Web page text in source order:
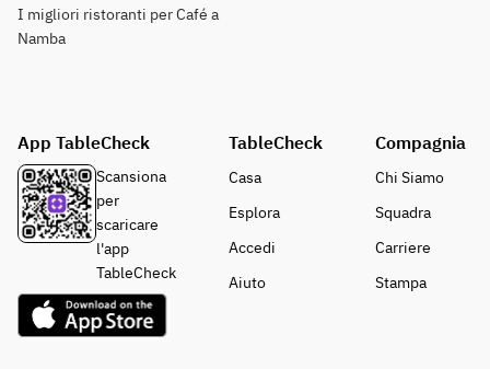
I migliori ristoranti per Café a
Namba
App TableCheck
Scansiona
per
scaricare
l'app
TableCheck
TableCheck
Casa
Esplora
Accedi
Aiuto
Compagnia
Chi Siamo
Squadra
Carriere
Stampa